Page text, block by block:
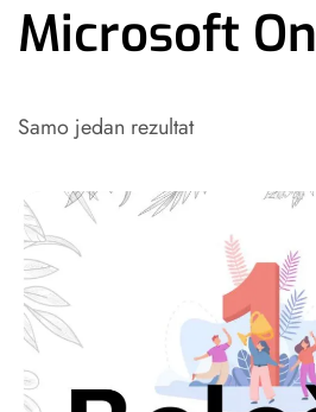
Microsoft
Samo jedan rezultat